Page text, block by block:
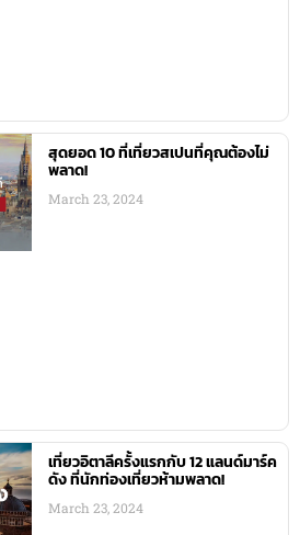
สุดยอด 10 ที่เที่ยวสเปนที่คุณต้องไม่
พลาด!
March 23, 2024
เที่ยวอิตาลีครั้งแรกกับ 12 แลนด์มาร์ค
ดัง ที่นักท่องเที่ยวห้ามพลาด!
March 23, 2024